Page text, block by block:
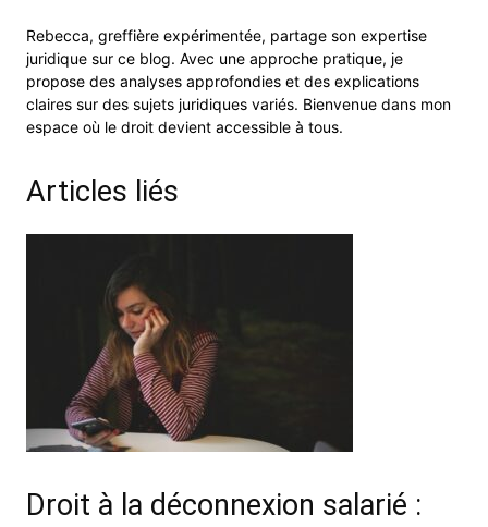
Rebecca, greffière expérimentée, partage son expertise
juridique sur ce blog. Avec une approche pratique, je
propose des analyses approfondies et des explications
claires sur des sujets juridiques variés. Bienvenue dans mon
espace où le droit devient accessible à tous.
Articles liés
Droit à la déconnexion salarié :